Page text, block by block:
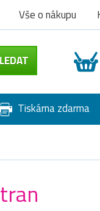
Vše o nákupu
Tiskárna zdarma